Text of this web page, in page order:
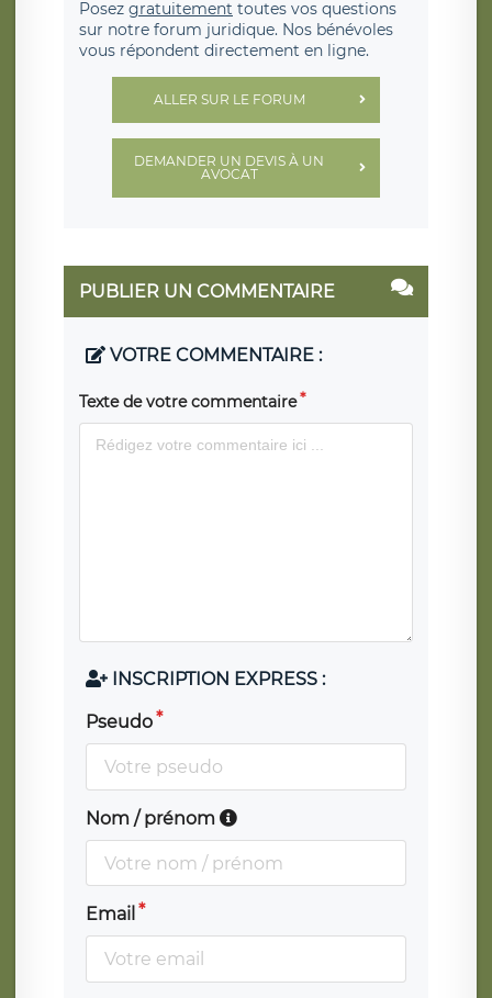
Posez gratuitement toutes vos questions
sur notre forum juridique. Nos bénévoles
vous répondent directement en ligne.
ALLER SUR LE FORUM
DEMANDER UN DEVIS À UN
AVOCAT
PUBLIER UN COMMENTAIRE
VOTRE COMMENTAIRE :
Texte de votre commentaire
INSCRIPTION EXPRESS :
Pseudo
Nom / prénom
Email